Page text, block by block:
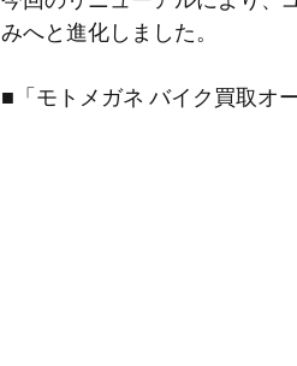
みへと進化しました。
■「モトメガネ バイク買取オ